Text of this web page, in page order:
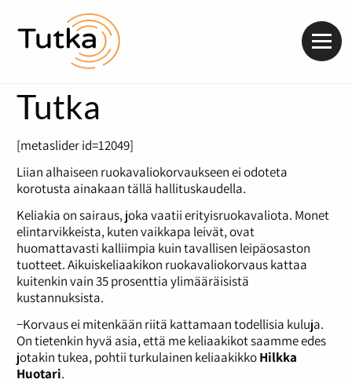
Tutka
[metaslider id=12049]
Liian alhaiseen ruokavaliokorvaukseen ei odoteta
korotusta ainakaan tällä hallituskaudella.
Keliakia on sairaus, joka vaatii erityisruokavaliota. Monet
elintarvikkeista, kuten vaikkapa leivät, ovat
huomattavasti kalliimpia kuin tavallisen leipäosaston
tuotteet. Aikuiskeliaakikon ruokavaliokorvaus kattaa
kuitenkin vain 35 prosenttia ylimääräisistä
kustannuksista.
−Korvaus ei mitenkään riitä kattamaan todellisia kuluja.
On tietenkin hyvä asia, että me keliaakikot saamme edes
jotakin tukea, pohtii turkulainen keliaakikkoHilkka
Huotari.